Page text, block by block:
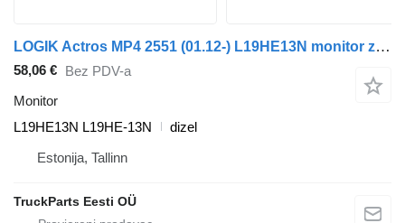
LOGIK Actros MP4 2551 (01.12-) L19HE13N monitor za Mercedes-Benz Actros MP4 Antos Arocs (2012-) tegljača
58,06 € Bez PDV-a
Monitor
L19HE13N L19HE-13N
dizel
Estonija, Tallinn
TruckParts Eesti OÜ